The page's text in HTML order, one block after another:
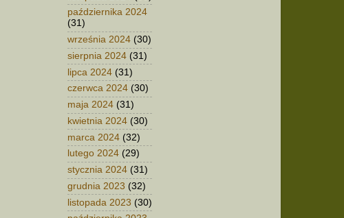
października 2024
(31)
września 2024 (30)
sierpnia 2024 (31)
lipca 2024 (31)
czerwca 2024 (30)
maja 2024 (31)
kwietnia 2024 (30)
marca 2024 (32)
lutego 2024 (29)
stycznia 2024 (31)
grudnia 2023 (32)
listopada 2023 (30)